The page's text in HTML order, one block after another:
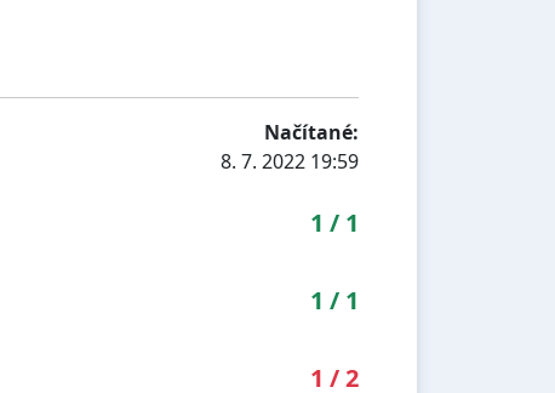
Načítané:
8. 7. 2022 19:59
1 / 1
1 / 1
1 /2